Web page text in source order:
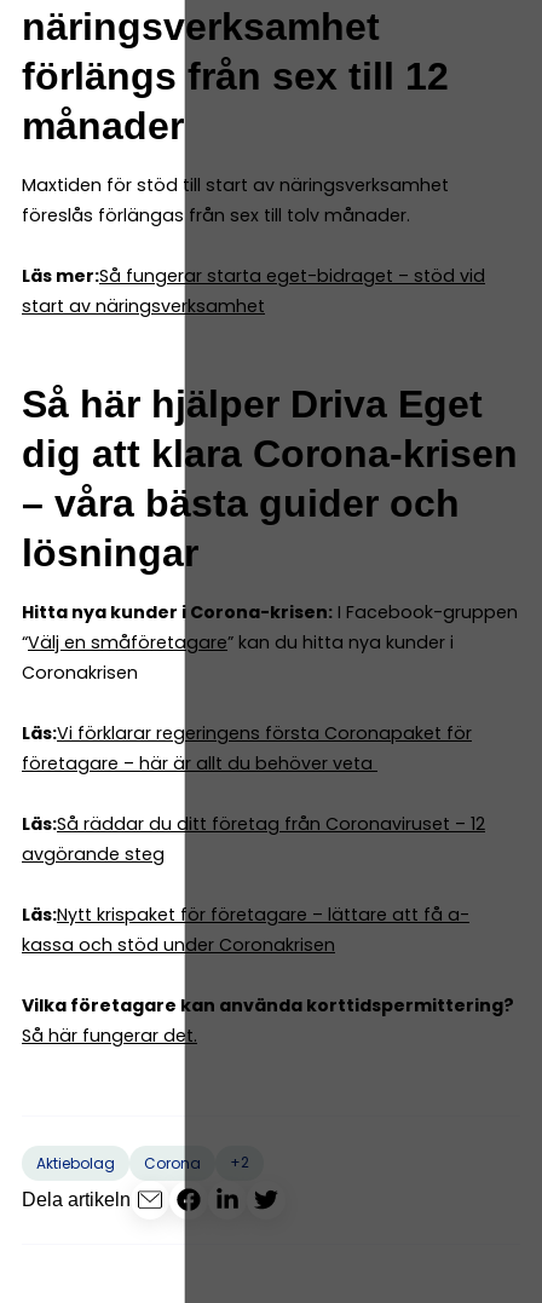
näringsverksamhet
förlängs från sex till 12
månader
Maxtiden för stöd till start av näringsverksamhet
föreslås förlängas från sex till tolv månader.
Läs mer:Så fungerar starta eget-bidraget – stöd vid
start av näringsverksamhet
Så här hjälper Driva Eget
dig att klara Corona-krisen
– våra bästa guider och
lösningar
Hitta nya kunder i Corona-krisen: I Facebook-gruppen
“Välj en småföretagare” kan du hitta nya kunder i
Coronakrisen
Läs:Vi förklarar regeringens första Coronapaket för
företagare – här är allt du behöver veta
Läs:Så räddar du ditt företag från Coronaviruset – 12
avgörande steg
Läs:Nytt krispaket för företagare – lättare att få a-
kassa och stöd under Coronakrisen
Vilka företagare kan använda korttidspermittering?
Så här fungerar det.
Aktiebolag Corona
+2
Dela artikeln